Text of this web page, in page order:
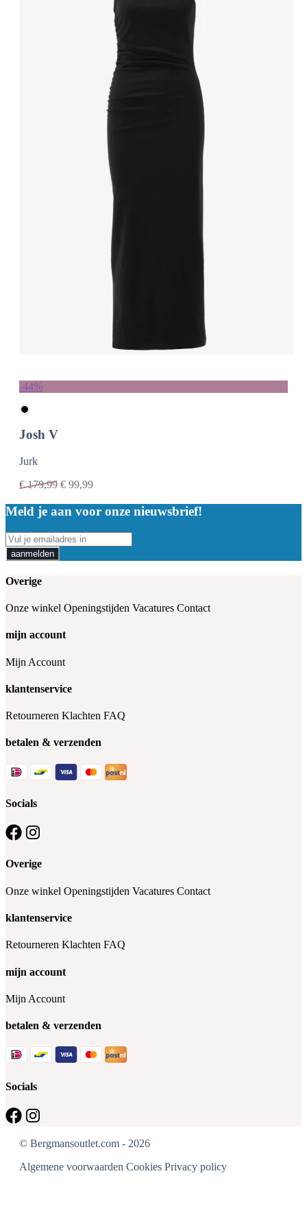
-44%
Josh V
Jurk
€179,99 € 99,99
Meld je aan voor onze nieuwsbrief!
aanmelden
Overige
Onze winkel Openingstijden Vacatures Contact
mijn account
Mijn Account
klantenservice
Retourneren Klachten FAQ
betalen & verzenden
Socials
Overige
Onze winkel Openingstijden Vacatures Contact
klantenservice
Retourneren Klachten FAQ
mijn account
Mijn Account
betalen & verzenden
Socials
© Bergmansoutlet.com - 2026
Algemene voorwaarden Cookies Privacy policy